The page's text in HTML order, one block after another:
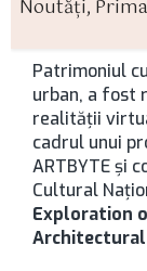
Noutăți,
Patrimoniul
urban, a fost
realității
cadrul unui
ARTBYTE și
Cultural
Exploration